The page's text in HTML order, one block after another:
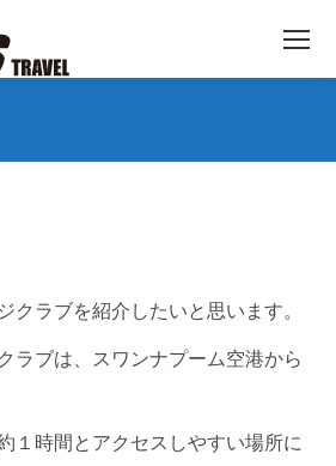
クラブを紹介したいと思います。
ラブは、スワンナプーム空港から
１時間とアクセスしやすい場所に